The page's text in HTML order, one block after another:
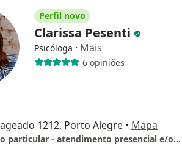
Perfil novo
Clarissa Pesenti
Psicóloga · Mais
6 opiniões
1212, Porto Alegre • Mapa
Consultório particular - atendimento presencial e/ou online